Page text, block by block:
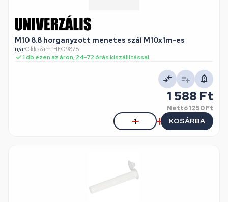
M10 8.8 horganyzott menetes szál M10x1m-es
n/a•Cikkszám: HEG9878
1 db ezen az áron, 24-72 órás kiszállítással
1 588 Ft
Nettó1 250 Ft
KOSÁRBA